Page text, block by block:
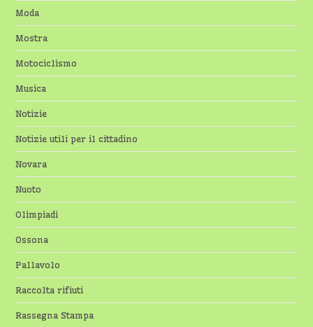
Moda
Mostra
Motociclismo
Musica
Notizie
Notizie utili per il cittadino
Novara
Nuoto
Olimpiadi
Ossona
Pallavolo
Raccolta rifiuti
Rassegna Stampa